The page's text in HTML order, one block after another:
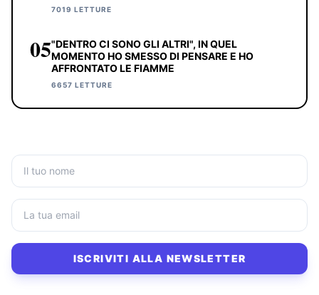
7019 LETTURE
05"DENTRO CI SONO GLI ALTRI", IN QUEL
MOMENTO HO SMESSO DI PENSARE E HO
AFFRONTATO LE FIAMME
6657 LETTURE
ISCRIVITI ALLA NEWSLETTER